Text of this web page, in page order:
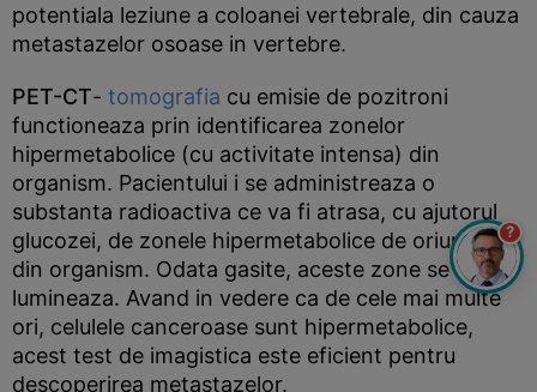
potentiala leziune a coloanei vertebrale, din cauza
metastazelor osoase in vertebre.
PET-CT- tomografia cu emisie de pozitroni
functioneaza prin identificarea zonelor
hipermetabolice (cu activitate intensa) din
organism. Pacientului i se administreaza o
substanta radioactiva ce va fi atrasa, cu ajutorul
glucozei, de zonele hipermetabolice de oriunde
din organism. Odata gasite, aceste zone se
lumineaza. Avand in vedere ca de cele mai multe
ori, celulele canceroase sunt hipermetabolice,
acest test de imagistica este eficient pentru
descoperirea metastazelor.
?